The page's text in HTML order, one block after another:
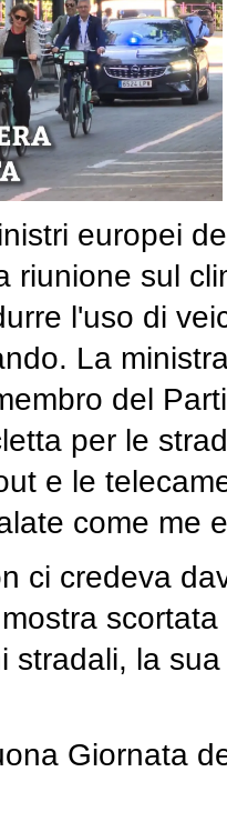
europei
riunione sul
l'uso di
La
del
per le
e le
come me
ci credeva
stradali, la
Giornata